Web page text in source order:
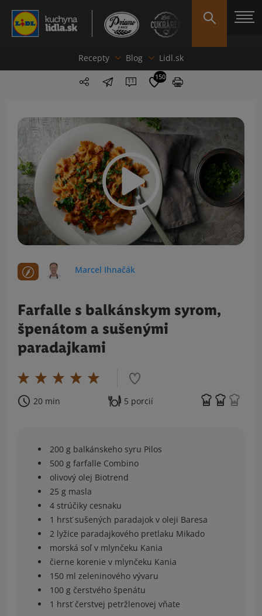
Recepty Blog Lidl.sk
11 150
Marcel Ihnačák
Farfalle s balkánskym syrom,
špenátom a sušenými
paradajkami
20 min 5 porcií
200 g balkánskeho syru Pilos
500 g farfalle Combino
olivový olej Biotrend
25 g masla
4 strúčiky cesnaku
1 hrsť sušených paradajok v oleji Baresa
2 lyžice paradajkového pretlaku Mikado
morská soľ v mlynčeku Kania
čierne korenie v mlynčeku Kania
150 ml zeleninového vývaru
100 g čerstvého špenátu
1 hrsť čerstvej petržlenovej vňate